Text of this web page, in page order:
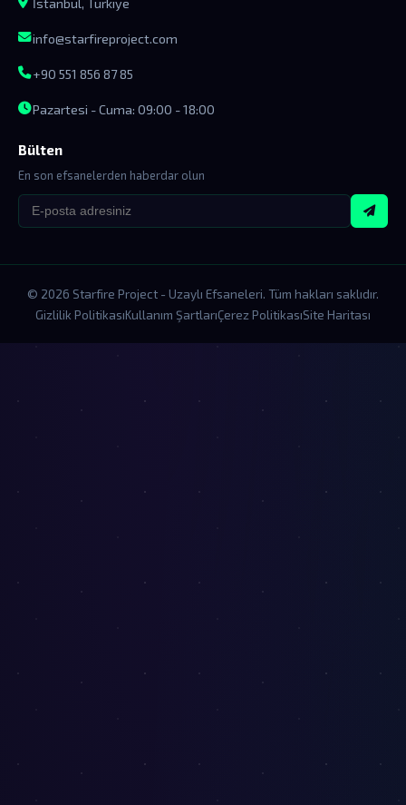
İstanbul, Türkiye
info@starfireproject.com
+90 551 856 87 85
Pazartesi - Cuma: 09:00 - 18:00
Bülten
En son efsanelerden haberdar olun
© 2026 Starfire Project - Uzaylı Efsaneleri. Tüm hakları saklıdır.
Gizlilik PolitikasıKullanım ŞartlarıÇerez PolitikasıSite Haritası